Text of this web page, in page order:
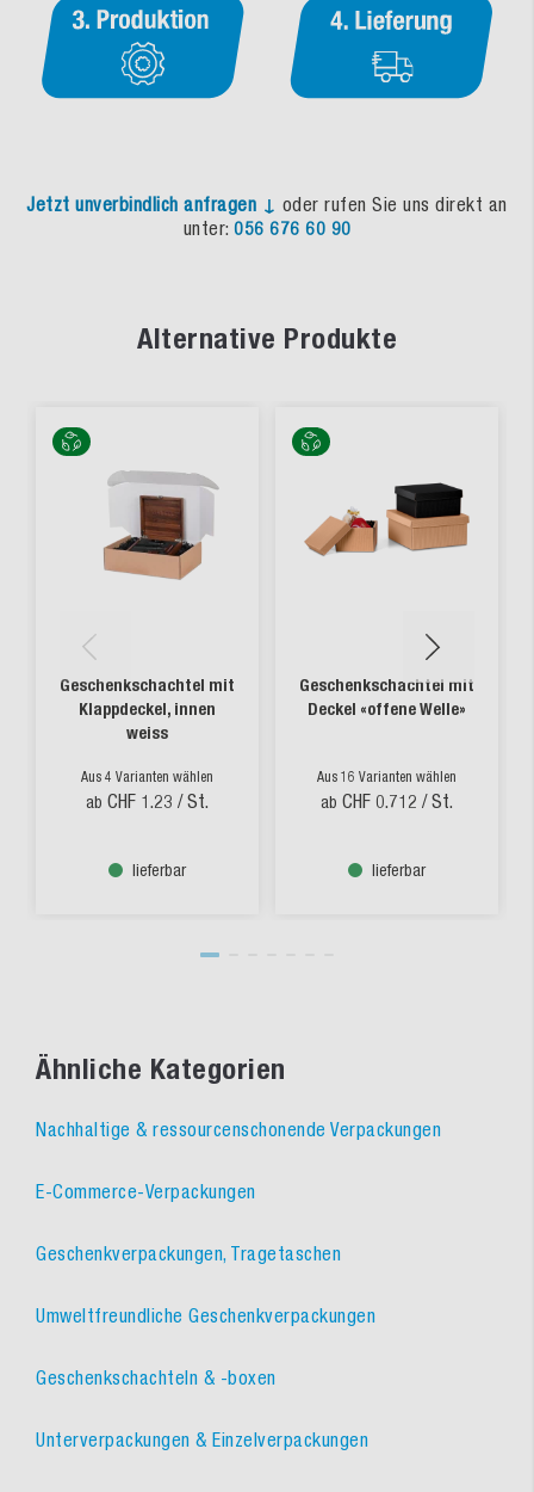
Jetzt unverbindlich anfragen ↓ oder rufen Sie uns direkt an
unter: 056 676 60 90
Alternative Produkte
Geschenkschachtel mit
Klappdeckel, innen
weiss
Aus 4 Varianten wählen
ab CHF 1.23 / St.
lieferbar
Geschenkschachtel mit
Deckel «offene Welle»
Aus 16 Varianten wählen
ab CHF 0.712 / St.
lieferbar
Ähnliche Kategorien
Nachhaltige & ressourcenschonende Verpackungen
E-Commerce-Verpackungen
Geschenkverpackungen, Tragetaschen
Umweltfreundliche Geschenkverpackungen
Geschenkschachteln & -boxen
Unterverpackungen & Einzelverpackungen